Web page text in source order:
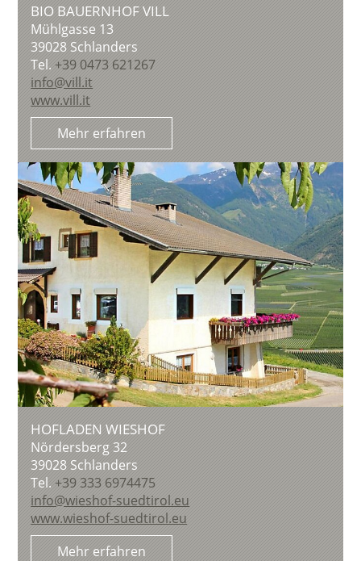
BIO BAUERNHOF VILL
Mühlgasse 13
39028Schlanders
Tel.+39 0473 621267
info@vill.it
www.vill.it
Mehr erfahren
HOFLADEN WIESHOF
Nördersberg 32
39028Schlanders
Tel.+39 333 6974475
info@wieshof-suedtirol.eu
www.wieshof-suedtirol.eu
Mehr erfahren